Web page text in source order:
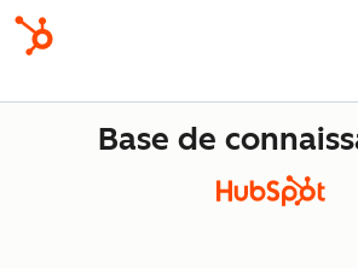
Base de